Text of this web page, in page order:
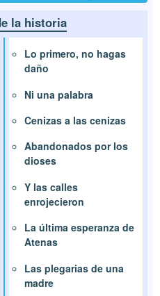
la historia
Lo primero, no hagas
daño
Ni una palabra
Cenizas a las cenizas
Abandonados por los
dioses
Y las calles
enrojecieron
La última esperanza de
Atenas
Las plegarias de una
madre